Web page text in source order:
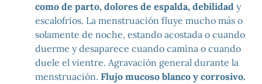
como de parto, dolores de espalda, debilidad y
escalofríos. La menstruación fluye mucho más o
solamente de noche, estando acostada o cuando
duerme y desaparece cuando camina o cuando
duele el vientre. Agravación general durante la
menstruación. Flujo mucoso blanco y corrosivo.